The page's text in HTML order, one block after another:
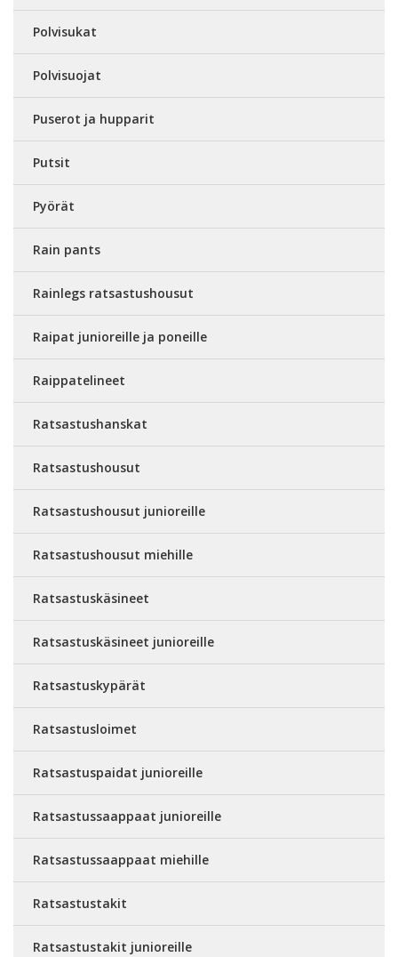
Polvisukat
Polvisuojat
Puserot ja hupparit
Putsit
Pyörät
Rain pants
Rainlegs ratsastushousut
Raipat junioreille ja poneille
Raippatelineet
Ratsastushanskat
Ratsastushousut
Ratsastushousut junioreille
Ratsastushousut miehille
Ratsastuskäsineet
Ratsastuskäsineet junioreille
Ratsastuskypärät
Ratsastusloimet
Ratsastuspaidat junioreille
Ratsastussaappaat junioreille
Ratsastussaappaat miehille
Ratsastustakit
Ratsastustakit junioreille